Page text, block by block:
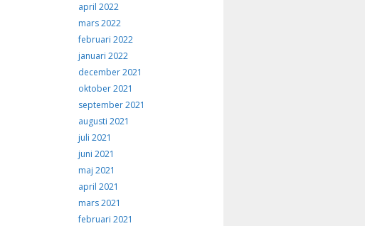
april 2022
mars 2022
februari 2022
januari 2022
december 2021
oktober 2021
september 2021
augusti 2021
juli 2021
juni 2021
maj 2021
april 2021
mars 2021
februari 2021